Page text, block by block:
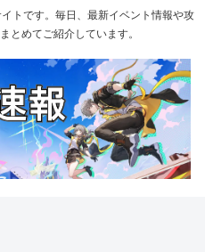
トです。毎日、最新イベント情報や攻
とめてご紹介しています。